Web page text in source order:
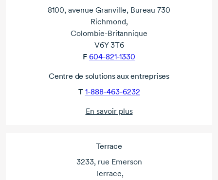
8100, avenue Granville, Bureau 730
Richmond,
Colombie-Britannique
V6Y 3T6
F 604-821-1330
Centre de solutions aux entreprises
T 1-888-463-6232
En savoir plus
Terrace
3233, rue Emerson
Terrace,